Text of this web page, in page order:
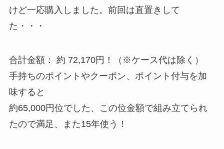
けど一応購入しました。前回は直置きして
た・・・
合計金額： 約 72,170円！（※ケース代は除く）
手持ちのポイントやクーポン、ポイント付与を加
味すると
約65,000円位でした、この位金額で組み立てられ
たので満足、また15年使う！